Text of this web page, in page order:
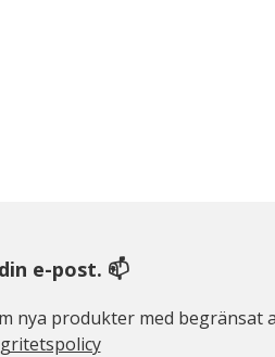
e-post. 📫
nya produkter med